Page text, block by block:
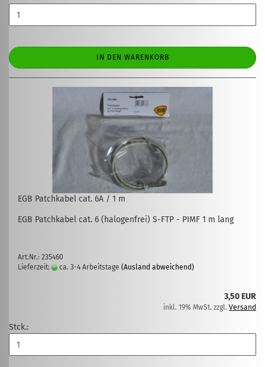
IN DEN WARENKORB
EGB Patchkabel cat. 6A / 1 m
EGB Patchkabel cat. 6 (halogenfrei) S-FTP - PIMF 1 m lang
Art.Nr.: 235460
Lieferzeit:
ca. 3-4 Arbeitstage (Ausland abweichend)
3,50 EUR
inkl. 19% MwSt. zzgl. Versand
Stck.: